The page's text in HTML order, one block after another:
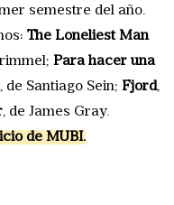
semestre del año.
The Loneliest Man
Para hacer una
, de Santiago Sein; Fjord,
, de James Gray.
de MUBI.